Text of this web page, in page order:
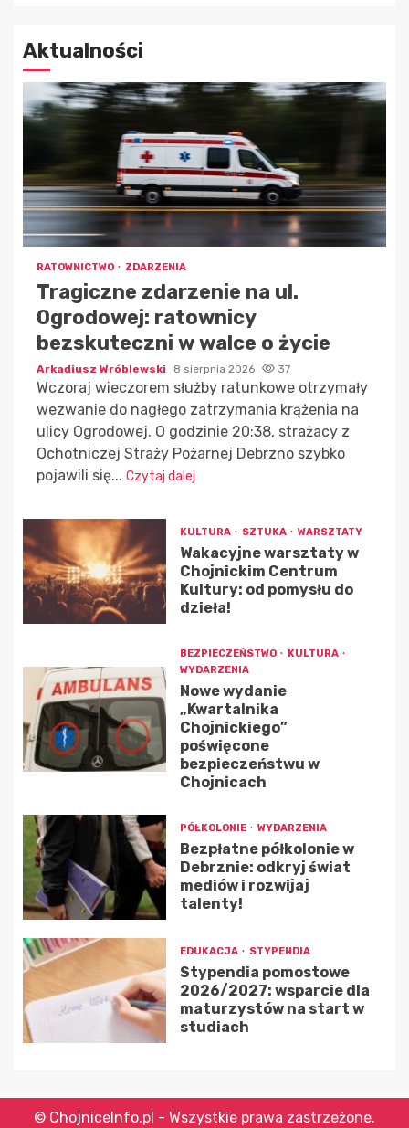
Aktualności
RATOWNICTWO ZDARZENIA
Tragiczne zdarzenie na ul.
Ogrodowej: ratownicy
bezskuteczni w walce o życie
Arkadiusz Wróblewski 8 sierpnia 2026 37
Wczoraj wieczorem służby ratunkowe otrzymały
wezwanie do nagłego zatrzymania krążenia na
ulicy Ogrodowej. O godzinie 20:38, strażacy z
Ochotniczej Straży Pożarnej Debrzno szybko
pojawili się... Czytaj dalej
KULTURA SZTUKA WARSZTATY
Wakacyjne warsztaty w
Chojnickim Centrum
Kultury: od pomysłu do
dzieła!
BEZPIECZEŃSTWO
KULTURA
WYDARZENIA
Nowe wydanie
„Kwartalnika
Chojnickiego”
poświęcone
bezpieczeństwu w
Chojnicach
PÓŁKOLONIE WYDARZENIA
Bezpłatne półkolonie w
Debrznie: odkryj świat
mediów i rozwijaj
talenty!
EDUKACJA STYPENDIA
Stypendia pomostowe
2026/2027: wsparcie dla
maturzystów na start w
studiach
© ChojniceInfo.pl - Wszystkie prawa zastrzeżone.